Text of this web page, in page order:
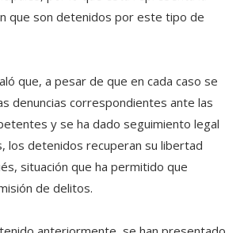
que son detenidos por este tipo de
que, a pesar de que en cada caso se
denuncias correspondientes ante las
y se ha dado seguimiento legal
los detenidos recuperan su libertad
situación que ha permitido que
de delitos.